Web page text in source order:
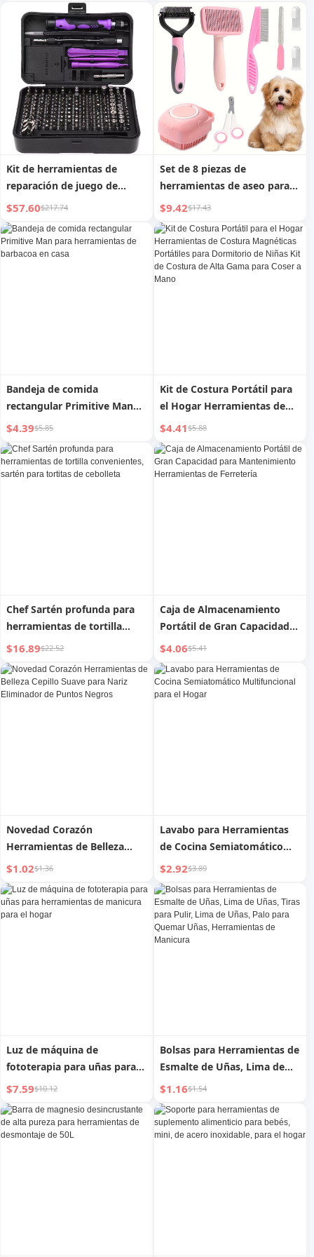
maquillaje a prueba de
polvo, caja separada para
lápiz de cejas
Kit de herramientas de
reparación de juego de
destornilladores de precisión
170 en 1 para portátil
ordenador PC teléfono
$57.60$217.74
Set de 8 piezas de
herramientas de aseo para
perros, autolimpiante,
cortaúñas, lima, peine para
pulgas, cepillo quitapelos,
cepillo de dientes de silicona
$9.42$17.43
Bandeja de comida
rectangular Primitive Man
para herramientas de
barbacoa en casa
$4.39$5.85
Kit de Costura Portátil para
el Hogar Herramientas de
Costura Magnéticas
Portátiles para Dormitorio
de Niñas Kit de Costura de
Alta Gama para Coser a
$4.41$5.88
Chef Sartén profunda para
herramientas de tortilla
convenientes, sartén para
tortitas de cebolleta
$16.89$22.52
Caja de Almacenamiento
Portátil de Gran Capacidad
para Mantenimiento
Herramientas de Ferretería
$4.06$5.41
Novedad Corazón
Herramientas de Belleza
Cepillo Suave para Nariz
Eliminador de Puntos
Negros
$1.02$1.36
Lavabo para Herramientas
de Cocina Semiatomático
Multifuncional para el Hogar
$2.92$3.89
Luz de máquina de
fototerapia para uñas para
herramientas de manicura
para el hogar
$7.59$10.12
Bolsas para Herramientas de
Esmalte de Uñas, Lima de
Uñas, Tiras para Pulir, Lima
de Uñas, Palo para Quemar
Uñas, Herramientas de
Manicura
$1.16$1.54